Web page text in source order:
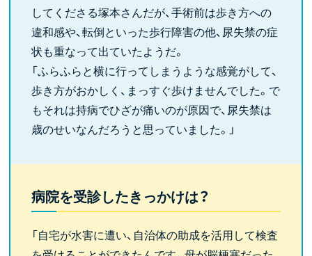
してくださる塚本さんだが、手術前は歩き方への
違和感や、転倒といった歩行障害の他、尿失禁の症
状も重なって出ていたようだ。
「ふらふらと横に行ってしまうような感覚がして、
歩き方がおかしく、まっすぐ歩けませんでした。で
もそれは持病でひざが痛いのが原因で、尿失禁は
歳のせいなんだろうと思っていました。」
病院を受診したきっかけは？
「自宅が水害に遭い、自治体の助成を活用して検査